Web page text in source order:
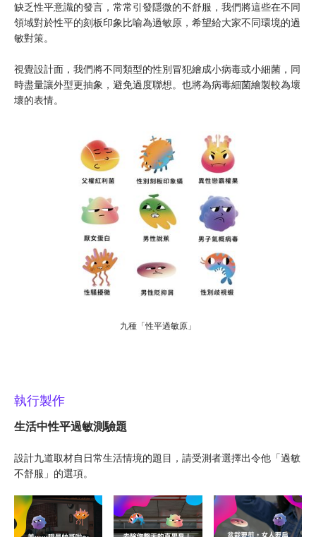
缺乏性平意識的發言，常常引發隱微的不舒服，我們將這些在不同
領域對於性平的刻板印象比喻為過敏原，希望給大家不同環境的過
敏對策。
視覺設計面，我們將不同類型的性別冒犯繪成小病毒或小細菌，同
時盡量讓外型更抽象，避免過度聯想。也將為病毒細菌繪製較為壞
壞的表情。
九種「性平過敏原」
執行製作
生活中性平過敏測驗題
設計九道取材自日常生活情境的題目，請受測者選擇出令他「過敏
不舒服」的選項。